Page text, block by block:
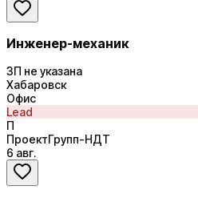
Инженер-механик
ЗП не указана
Хабаровск
Офис
Lead
П
ПроектГрупп-НДТ
6 авг.